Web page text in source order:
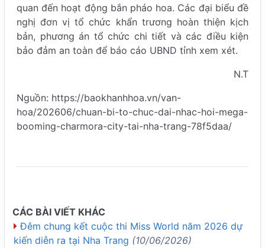
quan đến hoạt động bắn pháo hoa. Các đại biểu đề
nghị đơn vị tổ chức khẩn trương hoàn thiện kịch
bản, phương án tổ chức chi tiết và các điều kiện
bảo đảm an toàn để báo cáo UBND tỉnh xem xét.
N.T
Nguồn: https://baokhanhhoa.vn/van-
hoa/202606/chuan-bi-to-chuc-dai-nhac-hoi-mega-
booming-charmora-city-tai-nha-trang-78f5daa/
CÁC BÀI VIẾT KHÁC
Đêm chung kết cuộc thi Miss World năm 2026 dự
kiến diễn ra tại Nha Trang (10/06/2026)